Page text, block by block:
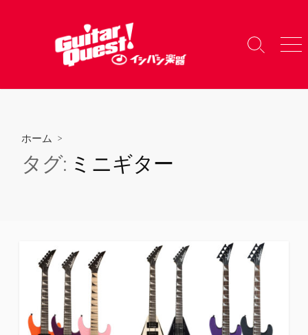
へ
検
り
メ
ー
ホーム >
タグ: ミニギター